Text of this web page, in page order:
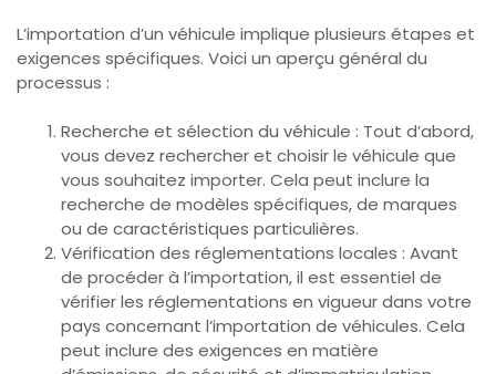
L’importation d’un véhicule implique plusieurs étapes et
exigences spécifiques. Voici un aperçu général du
processus :
Recherche et sélection du véhicule : Tout d’abord,
vous devez rechercher et choisir le véhicule que
vous souhaitez importer. Cela peut inclure la
recherche de modèles spécifiques, de marques
ou de caractéristiques particulières.
Vérification des réglementations locales : Avant
de procéder à l’importation, il est essentiel de
vérifier les réglementations en vigueur dans votre
pays concernant l’importation de véhicules. Cela
peut inclure des exigences en matière